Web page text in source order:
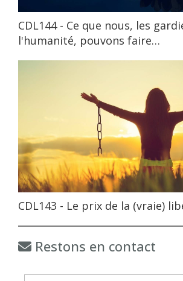
CDL144 - Ce que nous, les
l'humanité, pouvons faire…
CDL143 - Le prix de la (vraie)
Restons en contact